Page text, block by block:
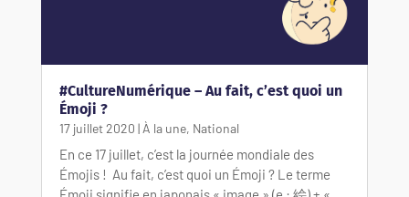
#CultureNumérique – Au fait, c’est quoi un
Émoji ?
17 juillet 2020 | À la une, National
En ce 17 juillet, c’est la journée mondiale des
Émojis ! Au fait, c’est quoi un Émoji ? Le terme